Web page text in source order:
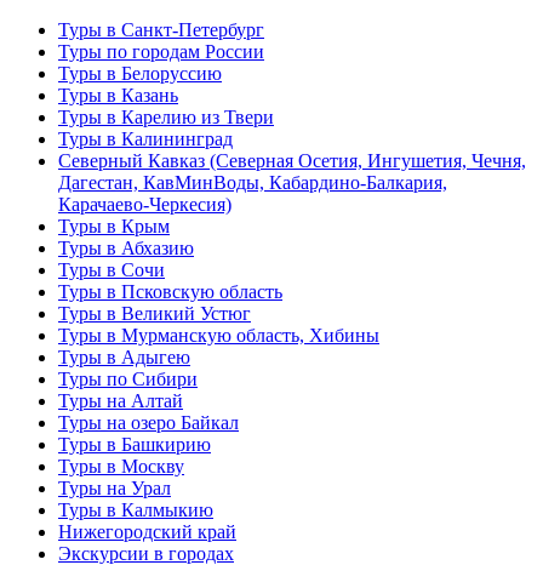
Туры в Санкт-Петербург
Туры по городам России
Туры в Белоруссию
Туры в Казань
Туры в Карелию из Твери
Туры в Калининград
Северный Кавказ (Северная Осетия, Ингушетия, Чечня,
Дагестан, КавМинВоды, Кабардино-Балкария,
Карачаево-Черкесия)
Туры в Крым
Туры в Абхазию
Туры в Сочи
Туры в Псковскую область
Туры в Великий Устюг
Туры в Мурманскую область, Хибины
Туры в Адыгею
Туры по Сибири
Туры на Алтай
Туры на озеро Байкал
Туры в Башкирию
Туры в Москву
Туры на Урал
Туры в Калмыкию
Нижегородский край
Экскурсии в городах